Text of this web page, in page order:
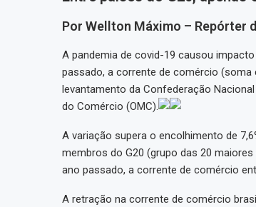
Por Wellton Máximo – Repórter
A pandemia de covid-19 causou
passado, a corrente de comércio (soma
levantamento da Confederação
do Comércio (OMC).
A variação supera o encolhimento de
membros do G20 (grupo das 20
ano passado, a corrente de comércio
A retração na corrente de comércio